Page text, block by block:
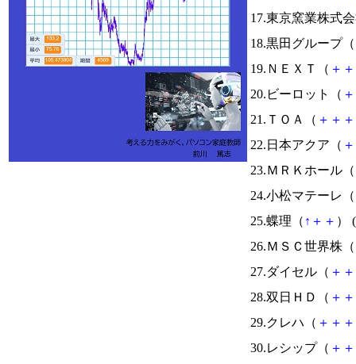
17.東京窯業株式
18.黒田グループ（
19.ＮＥＸＴ（ ＋ ＋
20.ビーロット（ ＋
21.ＴＯＡ（ ＋ ＋ ＋
22.日本アクア（ ＋
23.ＭＲＫホール（
24.小松マテーレ（
25.蝶理（ ↑ ＋ ＋ ） (
26.ＭＳＣ世界株（
27.ダイセル（ ＋ ＋
28.双日ＨＤ（ ＋ ＋
29.クレハ（ ＋ ＋ ＋
30.レシップ（ ＋ ＋